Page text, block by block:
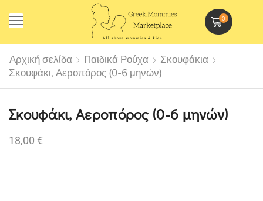
0
Αρχική σελίδα Παιδικά Ρούχα
Σκουφάκια
Σκουφάκι, Αεροπόρος (0-6 μηνών)
Σκουφάκι, Αεροπόρος (0-6 μηνών)
18,00 €